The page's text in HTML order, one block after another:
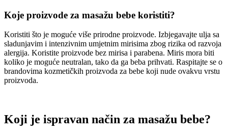
Koje proizvode za masažu bebe koristiti?
Koristiti što je moguće više prirodne proizvode. Izbjegavajte ulja sa
sladunjavim i intenzivnim umjetnim mirisima zbog rizika od razvoja
alergija. Koristite proizvode bez mirisa i parabena. Miris mora biti
koliko je moguće neutralan, tako da ga beba prihvati. Raspitajte se o
brandovima kozmetičkih proizvoda za bebe koji nude ovakvu vrstu
proizvoda.
Koji je ispravan način za masažu bebe?